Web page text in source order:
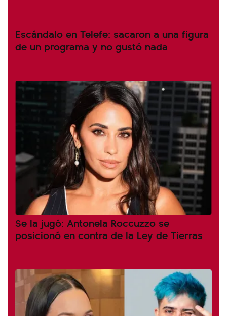
Escándalo en Telefe: sacaron a una figura
de un programa y no gustó nada
Se la jugó: Antonela Roccuzzo se
posicionó en contra de la Ley de Tierras